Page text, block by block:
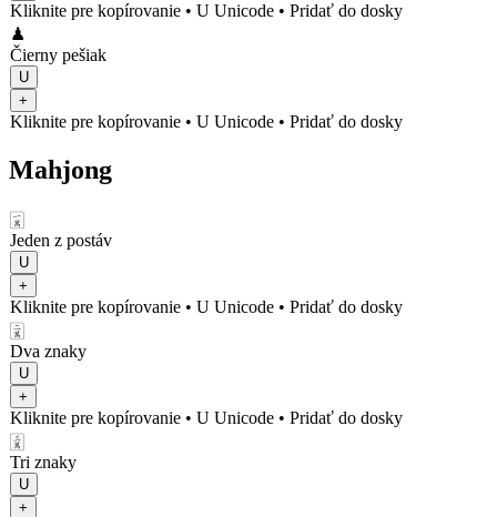
Kliknite pre kopírovanie • U Unicode • Pridať do dosky
♟
Čierny pešiak
U
+
Kliknite pre kopírovanie • U Unicode • Pridať do dosky
Mahjong
🀇
Jeden z postáv
U
+
Kliknite pre kopírovanie • U Unicode • Pridať do dosky
🀈
Dva znaky
U
+
Kliknite pre kopírovanie • U Unicode • Pridať do dosky
🀉
Tri znaky
U
+